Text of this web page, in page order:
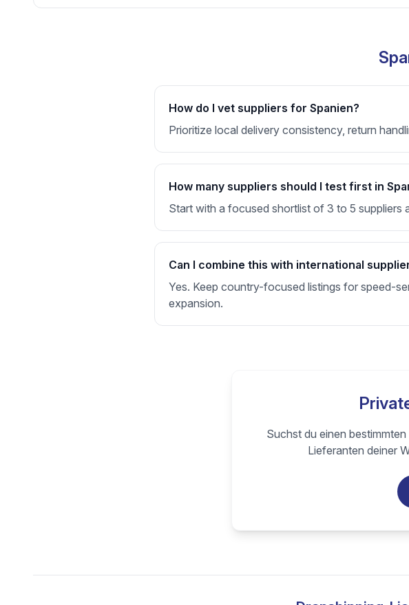
How do I vet suppliers for Spanien?
Prioritize local delivery consistency, return
How many suppliers should I test first in
Start with a focused shortlist of 3 to 5 suppliers
Can I combine this with international
Yes. Keep country-focused listings for speed-
expansion.
Suchst du einen
Lieferanten deiner